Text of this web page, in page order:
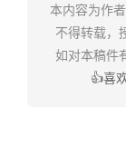
本内容为作
不得转载，
如对本稿件
👍喜